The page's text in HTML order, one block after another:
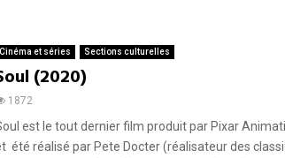
Cinéma et séries Sections culturelles
(2020)
1872
est le tout dernier film produit par Pixar
été réalisé par Pete Docter (réalisateur des